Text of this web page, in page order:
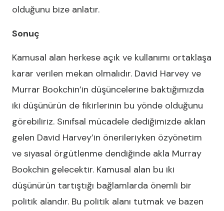
olduğunu bize anlatır.
Sonuç
Kamusal alan herkese açık ve kullanımı ortaklaşa
karar verilen mekan olmalıdır. David Harvey ve
Murrar Bookchin’in düşüncelerine baktığımızda
iki düşünürün de fikirlerinin bu yönde olduğunu
görebiliriz. Sınıfsal mücadele dediğimizde aklan
gelen David Harvey’in önerileriyken özyönetim
ve siyasal örgütlenme dendiğinde akla Murray
Bookchin gelecektir. Kamusal alan bu iki
düşünürün tartıştığı bağlamlarda önemli bir
politik alandır. Bu politik alanı tutmak ve bazen